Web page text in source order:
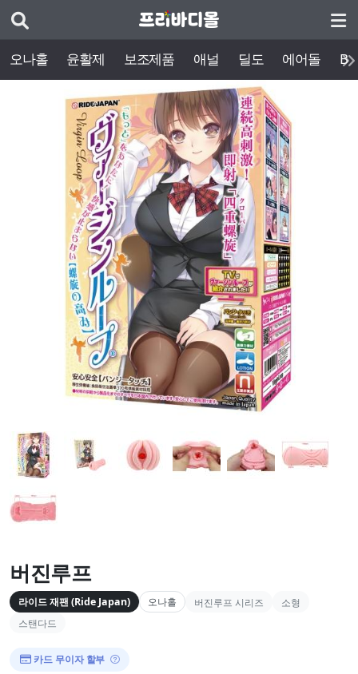
오나홀 윤활제 보조제품 애널 딜도 에어돌
버진루프
라이드 재팬 (Ride Japan) 오나홀 버진루프 시리즈
소형
스탠다드
카드 무이자 할부